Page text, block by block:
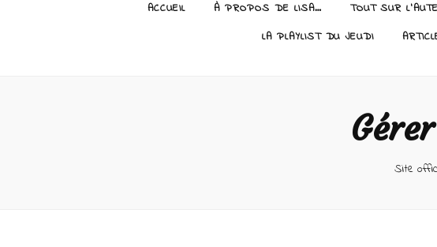
ACCUEIL À PROPOS DE LISA… TOUT SUR
LA PLAYLIST DU JEUDI
Site